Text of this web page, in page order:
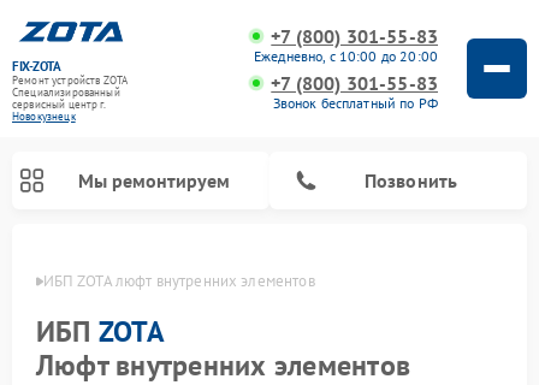
FIX-ZOTA
Ремонт устройств ZOTA
Специализированный
cервисный центр г.
Новокузнецк
+7 (800) 301-55-83
Ежедневно, с 10:00 до 20:00
+7 (800) 301-55-83
Звонок бесплатный по РФ
Мы ремонтируем Позвонить
ИБП ZOTA люфт внутренних элементов
ИБП ZOTA
Люфт внутренних элементов